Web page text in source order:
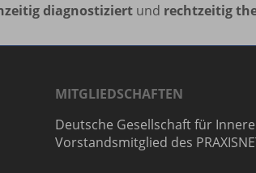
diagnostiziert und rechtzeitig
MITGLIEDSCHAFTEN
Deutsche Gesellschaft für
Vorstandsmitglied des